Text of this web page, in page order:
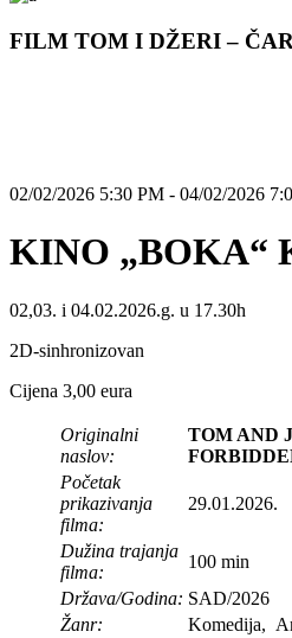
FILM TOM I DŽERI –
02/02/2026 5:30 PM - 04/02/2026
KINO „BOKA“
02,03. i 04.02.2026.g. u 17.30h
2D-sinhronizovan
Cijena 3,00 eura
Originalni
naslov:
TOM AND
Početak
prikazivanja
filma:
29.01.2026.
Dužina trajanja
filma:
100 min
Država/Godina: SAD/2026
Žanr:
Komedija,